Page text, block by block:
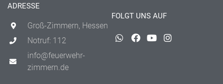
ADRESSE
Groß-Zimmern, Hessen
Notruf: 112
info@feuerwehr-
zimmern.de
FOLGT UNS AUF